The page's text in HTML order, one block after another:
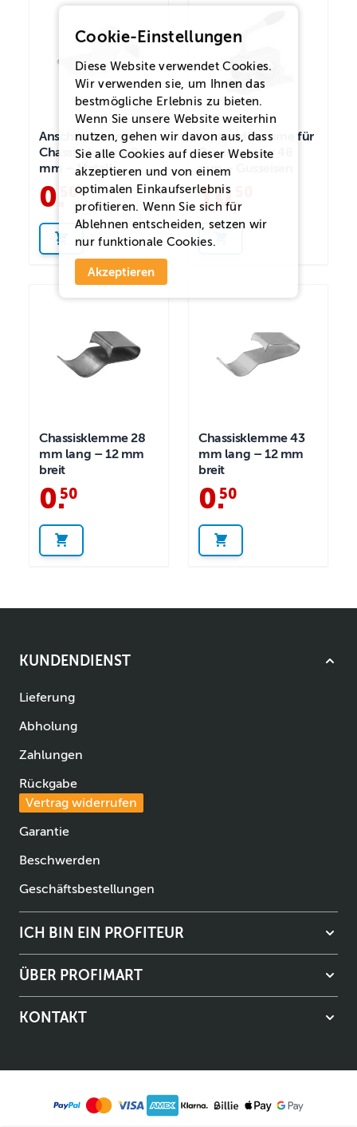
Anschraubbare
Chassisklemme 8
mm – Metall
0 50
Stützradklemme für
Durchmesser 48
mm – Gusseisen
10.
Chassisklemme 28
mm lang – 12 mm
breit
0.
50
Chassisklemme 43
mm lang – 12 mm
breit
0.
50
KUNDENDIENST
Lieferung
Abholung
Zahlungen
Rückgabe
Vertrag widerrufen
Garantie
Beschwerden
Geschäftsbestellungen
ICH BIN EIN PROFITEUR
ÜBER PROFIMART
KONTAKT
Cookie-Einstellungen
Diese Website verwendet Cookies.
Wir verwenden sie, um Ihnen das
bestmögliche Erlebnis zu bieten.
Wenn Sie unsere Website weiterhin
nutzen, gehen wir davon aus, dass
Sie alle Cookies auf dieser Website
akzeptieren und von einem
optimalen Einkaufserlebnis
profitieren. Wenn Sie sich für
Ablehnen entscheiden, setzen wir
nur funktionale Cookies.
Akzeptieren